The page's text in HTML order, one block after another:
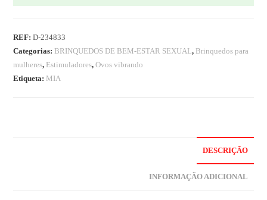
REF:D-234833
Categorias: BRINQUEDOS DE BEM-ESTAR SEXUAL, Brinquedos para
mulheres, Estimuladores,Ovos vibrando
Etiqueta: MIA
DESCRIÇÃO
INFORMAÇÃO ADICIONAL